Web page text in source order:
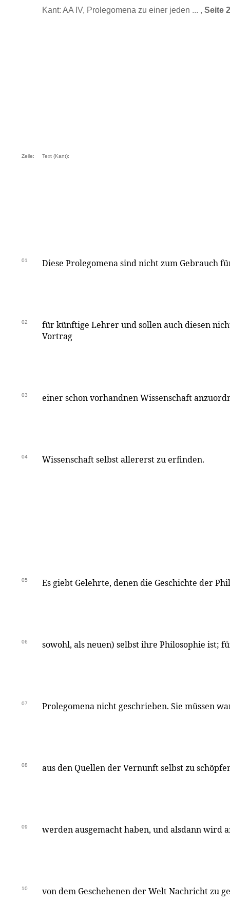
Kant: AA IV, Prolegomena zu einer jeden ... , Seite
Zeile: Text (Kant):
01 Diese Prolegomena sind nicht zum Gebrauch
02
für künftige Lehrer und sollen auch diesen
Vortrag
03 einer schon vorhandnen Wissenschaft
04 Wissenschaft selbst allererst zu erfinden.
05 Es giebt Gelehrte, denen die Geschichte der
06 sowohl, als neuen) selbst ihre Philosophie ist;
07 Prolegomena nicht geschrieben. Sie müssen
08 aus den Quellen der Vernunft selbst zu
09 werden ausgemacht haben, und alsdann wird
10 von dem Geschehenen der Welt Nachricht zu